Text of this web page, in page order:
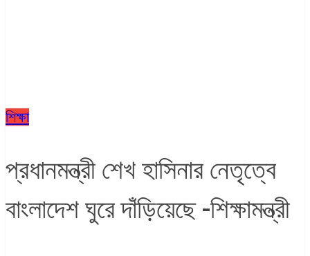
শিক্ষা
প্রধানমন্ত্রী শেখ হাসিনার নেতৃত্বে
বাংলাদেশ ঘুরে দাঁড়িয়েছে -শিক্ষামন্ত্রী